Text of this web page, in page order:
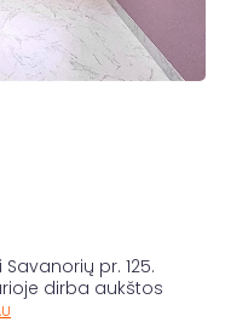
Savanorių pr. 125.
dirba aukštos